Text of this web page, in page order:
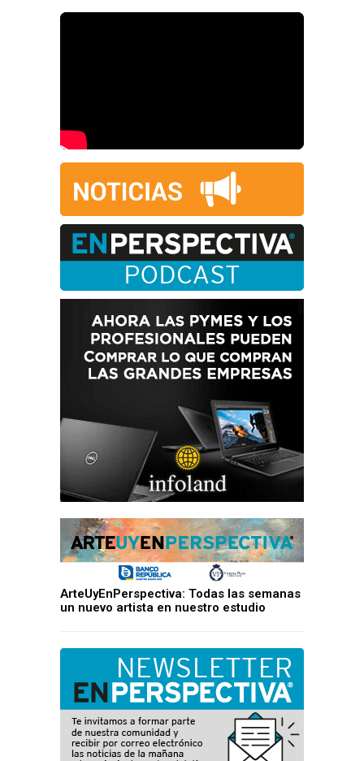
ArteUyEnPerspectiva: Todas las semanas
un nuevo artista en nuestro estudio